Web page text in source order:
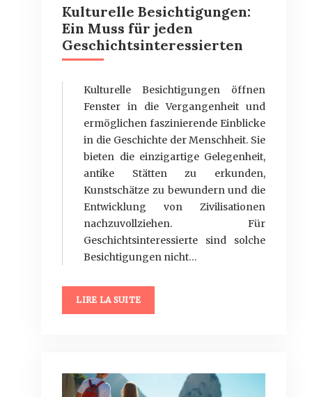
Kulturelle Besichtigungen:
Ein Muss für jeden
Geschichtsinteressierten
Kulturelle Besichtigungen öffnen
Fenster in die Vergangenheit und
ermöglichen faszinierende Einblicke
in die Geschichte der Menschheit. Sie
bieten die einzigartige Gelegenheit,
antike Stätten zu erkunden,
Kunstschätze zu bewundern und die
Entwicklung von Zivilisationen
nachzuvollziehen. Für
Geschichtsinteressierte sind solche
Besichtigungen nicht…
LIRE LA SUITE